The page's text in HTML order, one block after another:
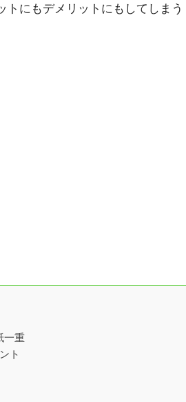
にもデメリットにもしてしま
一重
ト